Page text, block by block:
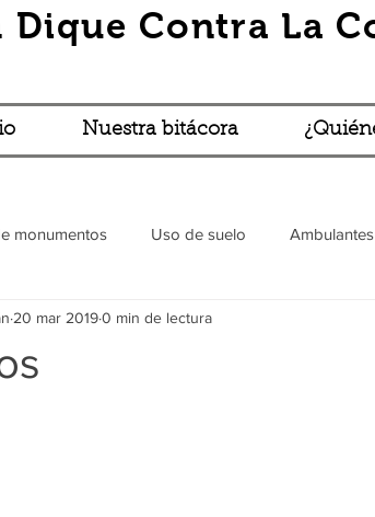
Dique Contra La
Nuestra bitácora
monumentos Uso de suelo Ambulantes
Robos y asaltos Vía pública (BBBLP)
20 mar 20190 min de lectura